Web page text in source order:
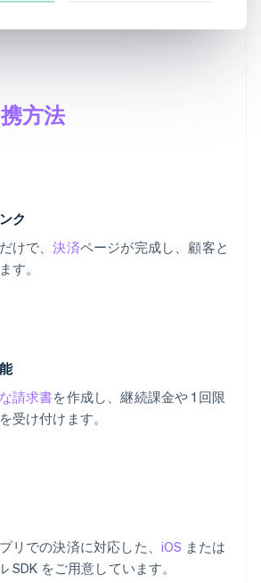
方法
ク
けで、決済ページが完成し、顧客と
す。
請求書を作成し、継続課金や 1 回限
受け付けます。
リでの決済に対応した、 iOS または
SDK をご用意しています。